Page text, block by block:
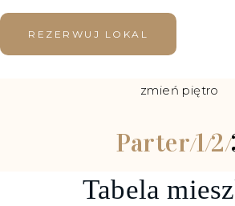
REZERWUJ LOKAL
zmień piętro
Parter/1/2/
Tabela